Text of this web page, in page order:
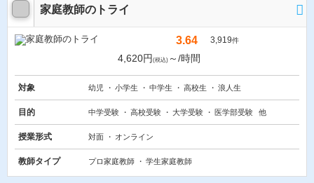
家庭教師のトライ
3.64 3,919件
4,620円 (税込) ～/時間
対象 幼児 小学生 中学生 高校生 浪人生
目的 中学受験 高校受験 大学受験 医学部受験 他
授業形式 対面 オンライン
教師タイプ プロ家庭教師 学生家庭教師